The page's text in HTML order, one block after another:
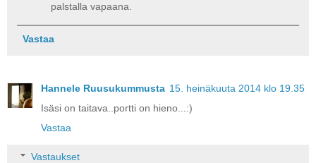
palstalla vapaana.
Vastaa
Hannele Ruusukummusta 15. heinäkuuta 2014 klo 19.35
Isäsi on taitava..portti on hieno...:)
Vastaa
Vastaukset